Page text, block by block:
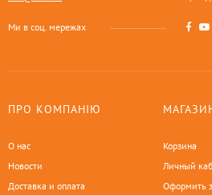
Ми в соц. мережах
ПРО КОМПАНІЮ
О нас
Новости
Доставка и оплата
Корзина
Личный
Оформить